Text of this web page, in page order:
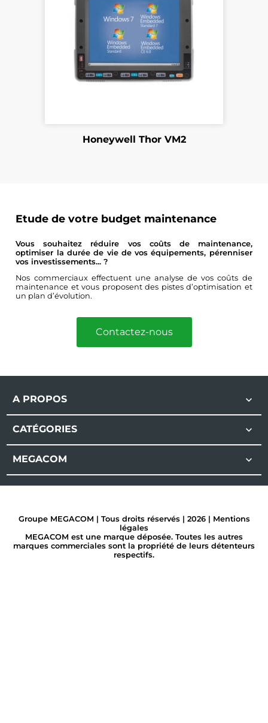
Honeywell Thor VM2
Etude de votre budget maintenance
Vous souhaitez réduire vos coûts de maintenance,
optimiser la durée de vie de vos équipements, pérenniser
vos investissements... ?
Nos commerciaux effectuent une analyse de vos coûts de
maintenance et vous proposent des pistes d’optimisation et
un plan d’évolution.
Contactez-nous
A PROPOS 
CATÉGORIES 
MEGACOM 
Groupe MEGACOM | Tous droits réservés | 2026 | Mentions
légales
MEGACOM est une marque déposée. Toutes les autres
marques commerciales sont la propriété de leurs détenteurs
respectifs.